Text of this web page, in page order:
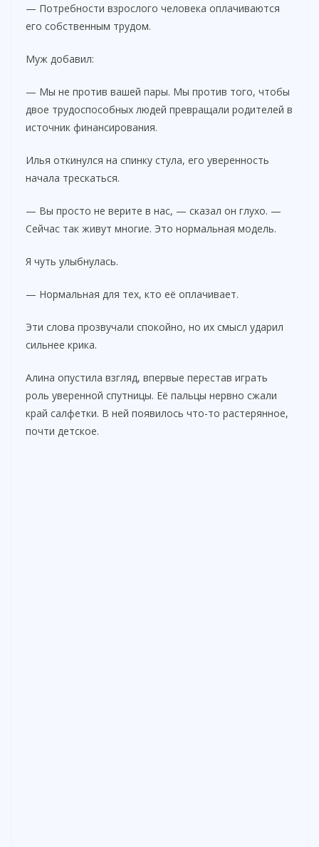
— Потребности взрослого человека оплачиваются
его собственным трудом.
Муж добавил:
— Мы не против вашей пары. Мы против того, чтобы
двое трудоспособных людей превращали родителей в
источник финансирования.
Илья откинулся на спинку стула, его уверенность
начала трескаться.
— Вы просто не верите в нас, — сказал он глухо. —
Сейчас так живут многие. Это нормальная модель.
Я чуть улыбнулась.
— Нормальная для тех, кто её оплачивает.
Эти слова прозвучали спокойно, но их смысл ударил
сильнее крика.
Алина опустила взгляд, впервые перестав играть
роль уверенной спутницы. Её пальцы нервно сжали
край салфетки. В ней появилось что-то растерянное,
почти детское.